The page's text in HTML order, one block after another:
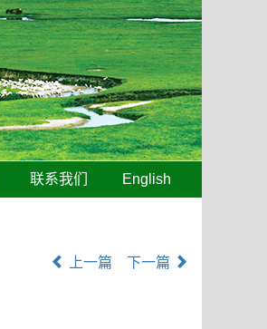
联系我们 English
上一篇 下一篇